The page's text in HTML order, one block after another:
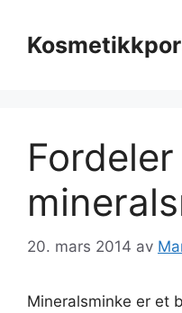
innhold
20. mars 2014 av
Mineralsminke er et